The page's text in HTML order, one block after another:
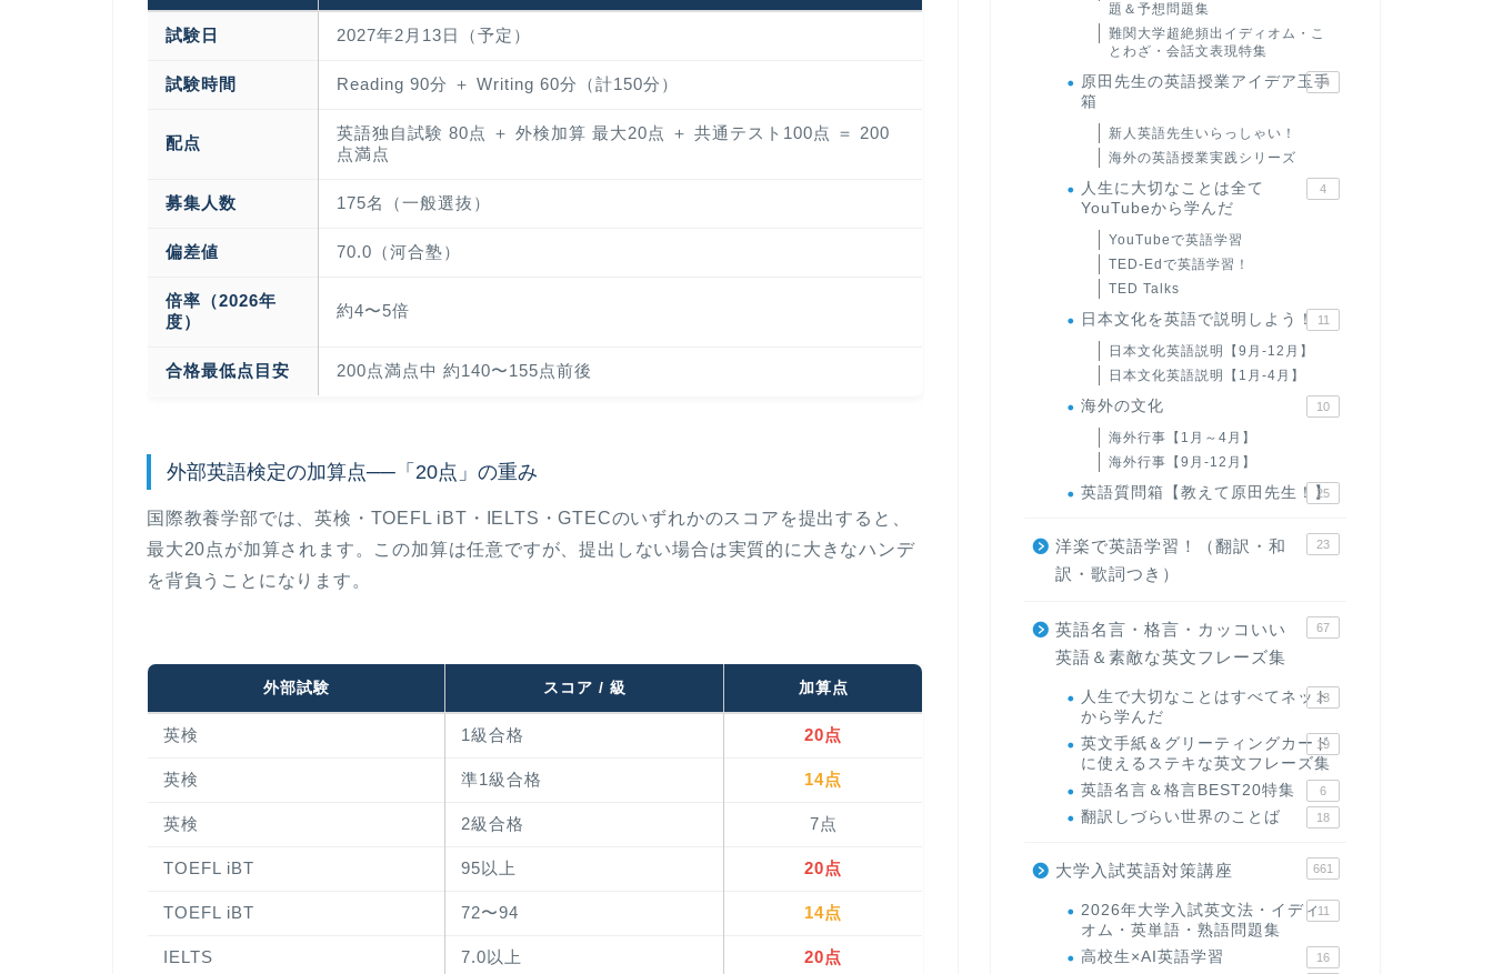
試験日 2027年2月13日（予定）
試験時間 Reading 90分 ＋ Writing 60分（計150分）
配点
英語独自試験 80点 ＋ 外検加算 最大20点 ＋ 共通テスト100点 ＝ 200
点満点
募集人数 175名（一般選抜）
偏差値 70.0（河合塾）
倍率（2026年
度）
約4〜5倍
合格最低点目安 200点満点中 約140〜155点前後
外部英語検定の加算点──「20点」の重み
国際教養学部では、英検・TOEFL iBT・IELTS・GTECのいずれかのスコアを提出すると、
最大20点が加算されます。この加算は任意ですが、提出しない場合は実質的に 大きなハンデ
を背負うことになります。
外部試験 スコア / 級 加算点
英検 1級合格 20点
英検 準1級合格 14点
英検 2級合格 7点
TOEFL iBT 95以上 20点
TOEFL iBT 72〜94 14点
IELTS 7.0以上 20点
題＆予想問題集
難関大学超絶頻出イディオム・こ
とわざ・会話文表現特集
原田先生の英語授業アイデア玉手
箱
24
新人英語先生いらっしゃい！
海外の英語授業実践シリーズ
人生に大切なことは全て
YouTubeから学んだ
4
YouTubeで英語学習
TED-Edで英語学習！
TED Talks
日本文化を英語で説明しよう！ 11
日本文化英語説明【9月-12月】
日本文化英語説明【1月-4月】
海外の文化 10
海外行事【1月～4月】
海外行事【9月-12月】
英語質問箱【教えて原田先生！】
25
洋楽で英語学習！（翻訳・和
訳・歌詞つき）
23
英語名言・格言・カッコいい
英語＆素敵な英文フレーズ集
67
人生で大切なことはすべてネット
から学んだ
23
英文手紙＆グリーティングカード
に使えるステキな英文フレーズ集
19
英語名言＆格言BEST20特集 6
翻訳しづらい世界のことば 18
大学入試英語対策講座 661
2026年大学入試英文法・イディ
オム・英単語・熟語問題集
11
高校生×AI英語学習 16